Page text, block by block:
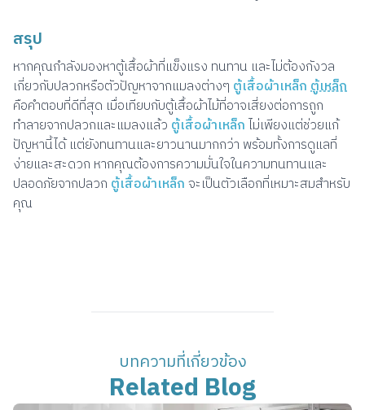
สรุป
หากคุณกำลังมองหาตู้เสื้อผ้าที่แข็งแรง ทนทาน และไม่ต้องกังวล
เกี่ยวกับปลวกหรือตัวปัญหาจากแมลงต่างๆ ตู้เสื้อผ้าเหล็กตู้เหล็ก
คือคำตอบที่ดีที่สุด เมื่อเทียบกับตู้เสื้อผ้าไม้ที่อาจเสี่ยงต่อการถูก
ทำลายจากปลวกและแมลงแล้ว ตู้เสื้อผ้าเหล็กไม่เพียงแต่ช่วยแก้
ปัญหานี้ได้ แต่ยังทนทานและยาวนานมากกว่า พร้อมทั้งการดูแลที่
ง่ายและสะดวก หากคุณต้องการความมั่นใจในความทนทานและ
ปลอดภัยจากปลวก ตู้เสื้อผ้าเหล็กจะเป็นตัวเลือกที่เหมาะสมสำหรับ
คุณ
บทความที่เกี่ยวข้อง
Related Blog